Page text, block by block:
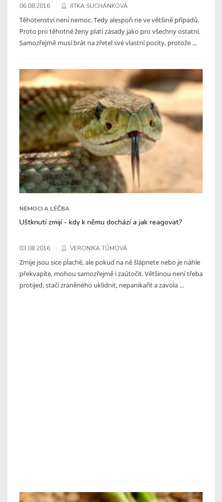
06.08.2016 JITKA SUCHÁNKOVÁ
Těhotenství není nemoc. Tedy alespoň ne ve většině případů.
Proto pro těhotné ženy platí zásady jako pro všechny ostatní.
Samozřejmě musí brát na zřetel své vlastní pocity, protože ...
NEMOCI A LÉČBA
Uštknutí zmijí - kdy k němu dochází a jak reagovat?
03.08.2016 VERONIKA TŮMOVÁ
Zmije jsou sice plaché, ale pokud na ně šlápnete nebo je náhle
překvapíte, mohou samozřejmě i zaútočit. Většinou není třeba
protijed, stačí zraněného uklidnit, nepanikařit a zavola ...